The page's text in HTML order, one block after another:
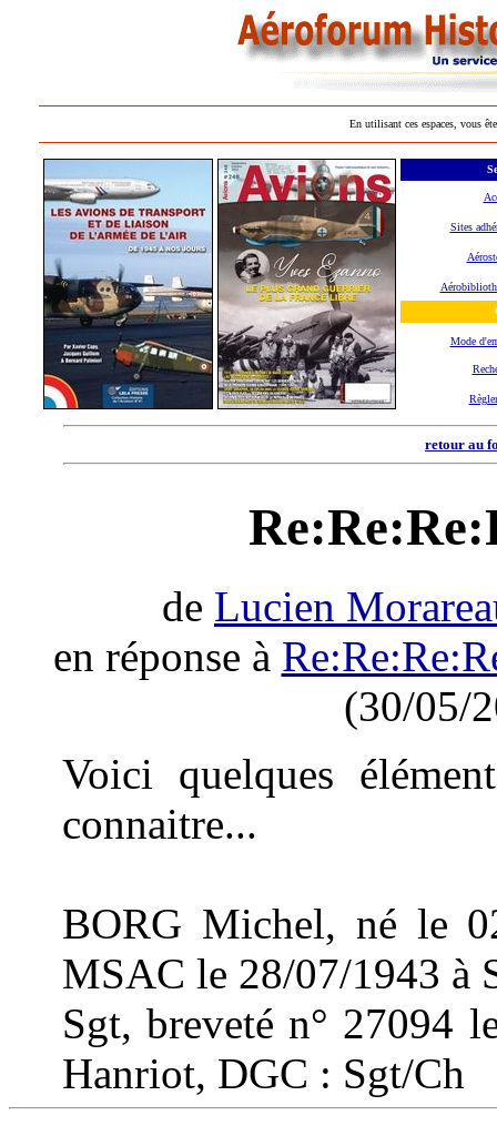
En utilisant ces espaces, vous
Sites
Mode
retour au
de Lucien
en réponse à
(30/05/
Voici quelques
connaitre...
BORG Michel, né le
MSAC le 28/07/1943 à
Sgt, breveté n° 27094
Hanriot, DGC : Sgt/Ch